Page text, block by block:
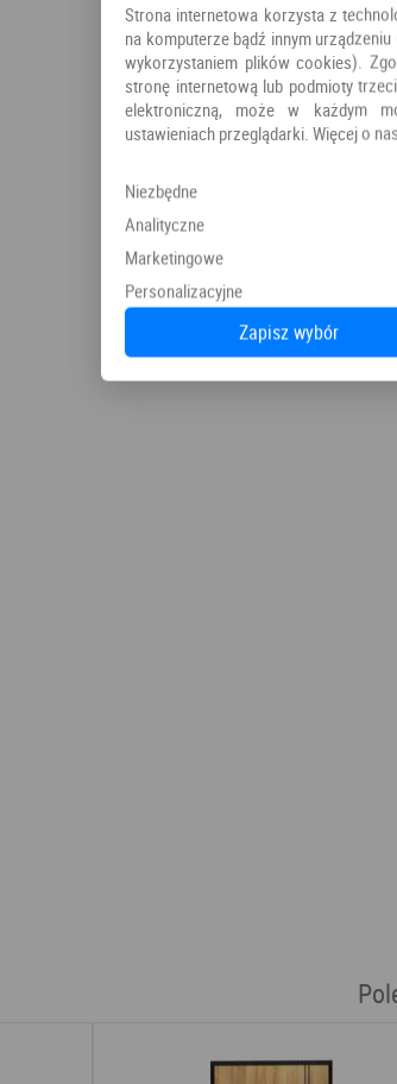
Strona internetowa korzysta z
na komputerze bądź innym
wykorzystaniem plików cookies).
stronę internetową lub podmioty
elektroniczną, może w każdym
ustawieniach przeglądarki. Więcej o
Niezbędne
Analityczne
Marketingowe
Personalizacyjne
Zapisz wybór